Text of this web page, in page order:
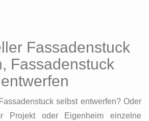
Fassadenstuck
Fassadenstuck
entwerfen
selbst entwerfen? Oder
Projekt oder Eigenheim einzelne